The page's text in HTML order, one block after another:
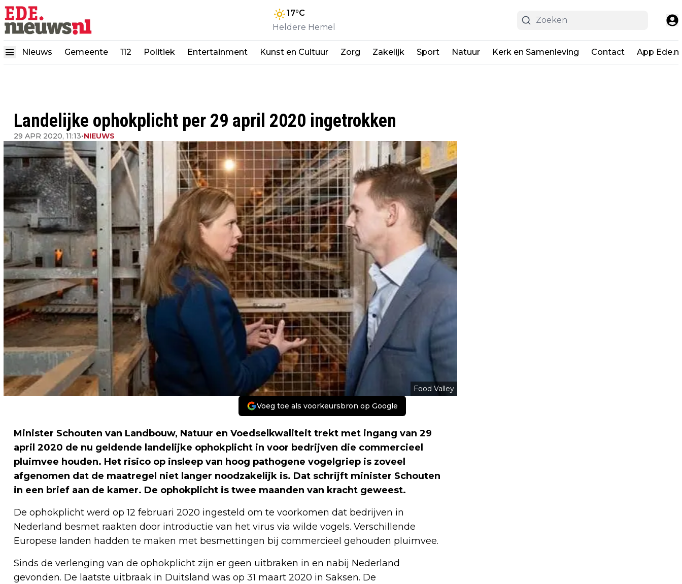
17°C
Heldere Hemel
Nieuws Gemeente 112 Politiek Entertainment Kunst en Cultuur Zorg Zakelijk Sport Natuur Kerk en Samenleving Contact App
Landelijke ophokplicht per 29 april 2020 ingetrokken
29 APR 2020, 11:13•NIEUWS
Food Valley
Voeg toe als voorkeursbron op Google
Minister Schouten van Landbouw, Natuur en Voedselkwaliteit trekt met ingang van 29
april 2020 de nu geldende landelijke ophokplicht in voor bedrijven die commercieel
pluimvee houden. Het risico op insleep van hoog pathogene vogelgriep is zoveel
afgenomen dat de maatregel niet langer noodzakelijk is. Dat schrijft minister Schouten
in een brief aan de kamer. De ophokplicht is twee maanden van kracht geweest.
De ophokplicht werd op 12 februari 2020 ingesteld om te voorkomen dat bedrijven in
Nederland besmet raakten door introductie van het virus via wilde vogels. Verschillende
Europese landen hadden te maken met besmettingen bij commercieel gehouden pluimvee.
Sinds de verlenging van de ophokplicht zijn er geen uitbraken in en nabij Nederland
gevonden. De laatste uitbraak in Duitsland was op 31 maart 2020 in Saksen. De